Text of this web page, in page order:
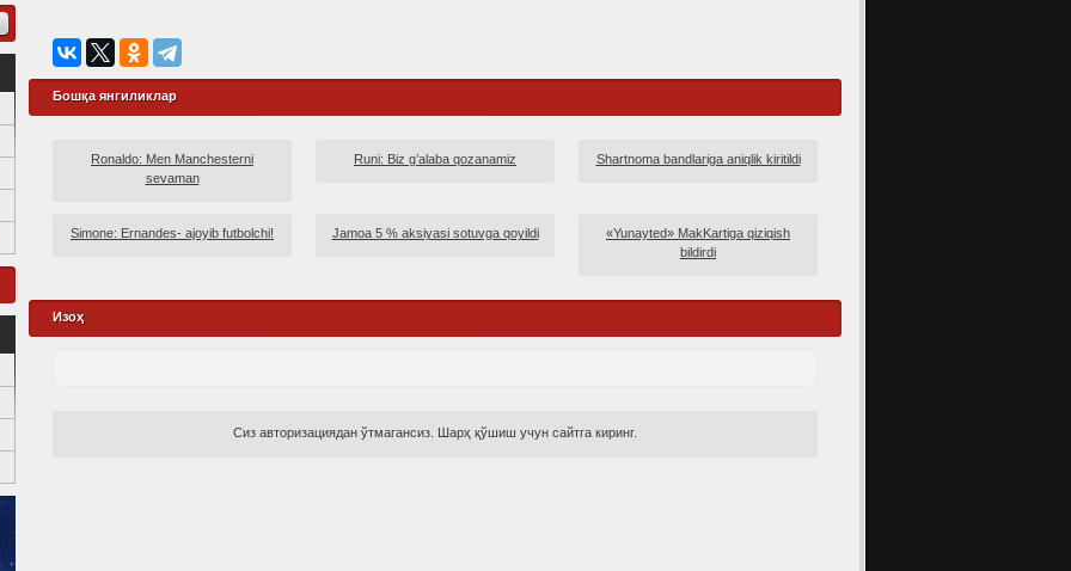
Бошқа янгиликлар
Ronaldo: Men Manchesterni
sevaman
Runi: Biz g’alaba qozanamiz Shartnoma bandlariga aniqlik kiritildi
Simone: Ernandes- ajoyib futbolchi! Jamoa 5 % aksiyasi sotuvga qoyildi
«Yunayted» MakKartiga qiziqish
bildirdi
Изоҳ
Сиз авторизациядан ўтмагансиз. Шарҳ қўшиш учун сайтга киринг.